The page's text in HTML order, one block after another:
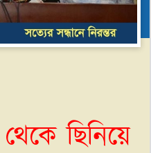
ছিনিয়ে